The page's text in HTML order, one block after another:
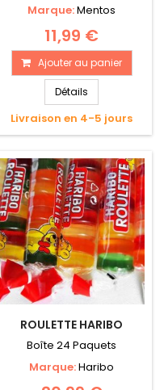
Marque:Mentos
11,99 €
Ajouter au panier
Détails
Livraison en 4-5 jours
ROULETTE HARIBO
Boîte 24 Paquets
Marque:Haribo